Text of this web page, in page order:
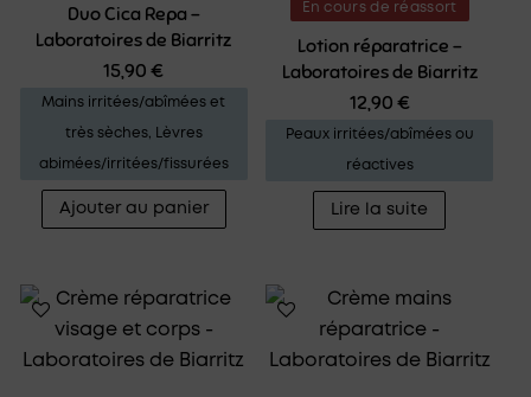
Duo Cica Repa –
Laboratoires de Biarritz
15,90€
Mains irritées/abîmées et
très sèches, Lèvres
abimées/irritées/fissurées
Ajouter au panier
En cours de réassort
Lotion réparatrice –
Laboratoires de Biarritz
12,90 €
Peaux irritées/abîmées ou
réactives
Lire la suite